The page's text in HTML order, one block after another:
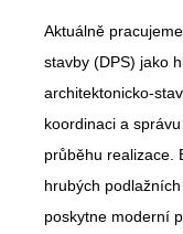
Aktuálně
stavby (DPS) jako
architektonicko-
koordinaci a
průběhu realizace.
hrubých
poskytne moderní